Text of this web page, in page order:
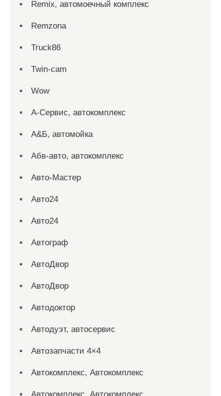
Remix, автомоечный комплекс
Remzona
Truck86
Twin-cam
Wow
А-Сервис, автокомплекс
А&Б, автомойка
Абв-авто, автокомплекс
Авто-Мастер
Авто24
Авто24
Автограф
АвтоДвор
АвтоДвор
Автодоктор
Автодуэт, автосервис
Автозапчасти 4×4
Автокомплекс, Автокомплекс
Автокомплекс, Автокомплекс